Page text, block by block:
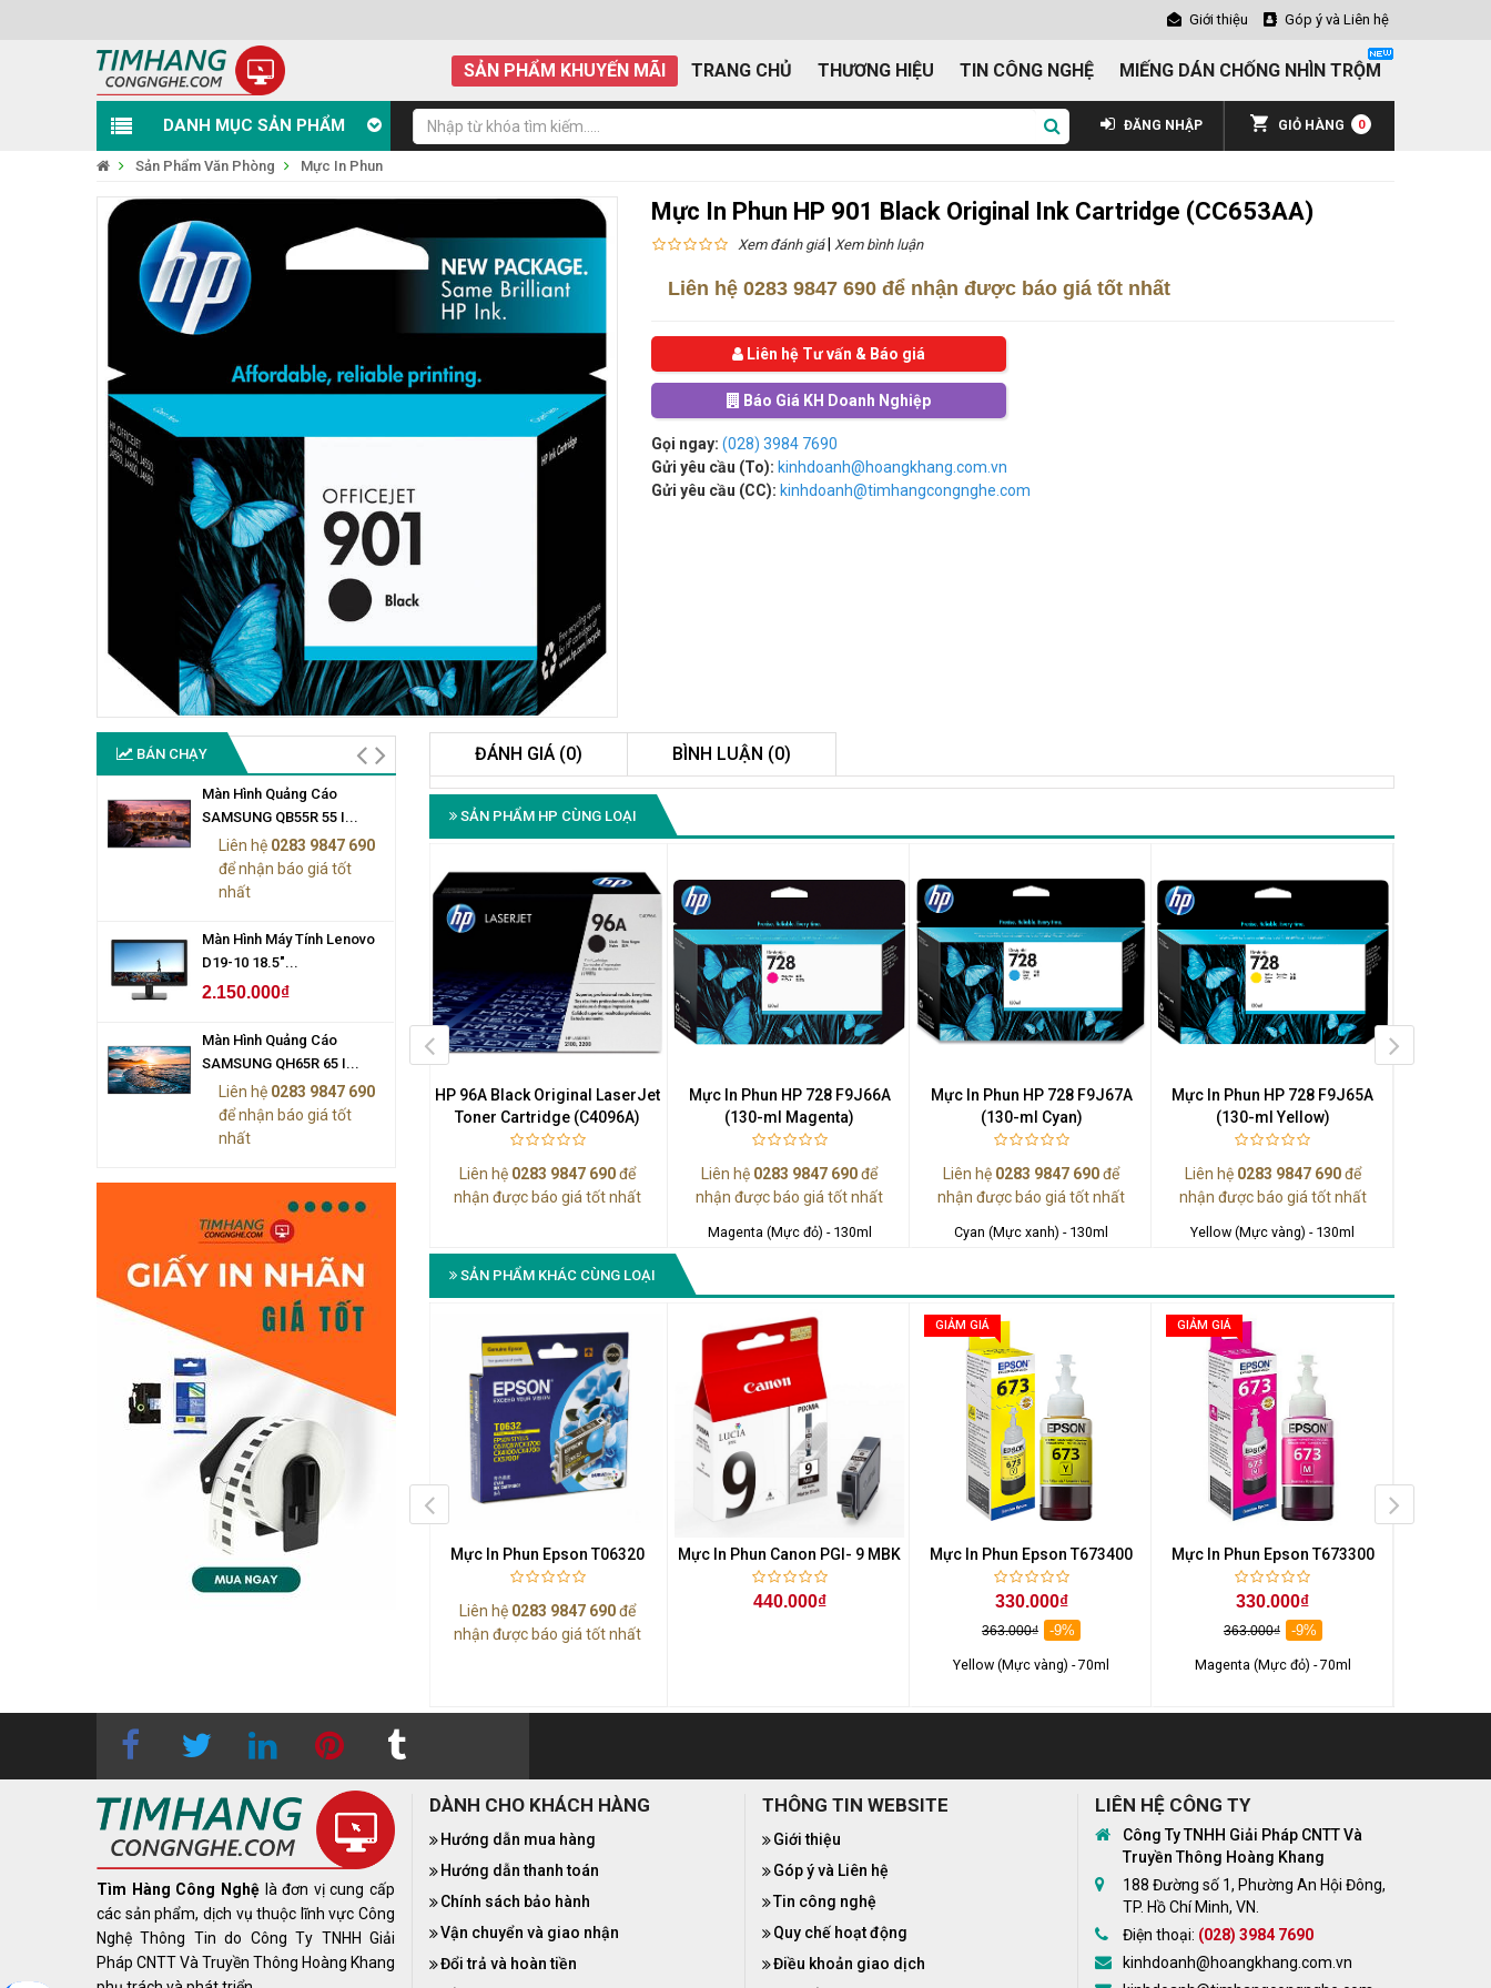
Giới thiệu Góp ý và Liên hệ
SẢN PHẨM KHUYẾN MÃI TRANG CHỦ THƯƠNG HIỆU TIN CÔNG NGHỆ MIẾNG DÁN CHỐNG NHÌN TRỘM
DANH MỤC SẢN PHẨM GIỎ HÀNG 0
ĐĂNG NHẬP
Sản Phẩm Văn Phòng Mực In Phun
Mực In Phun HP 901 Black Original Ink Cartridge (CC653AA)
Xem đánh giá| Xem bình luận
Liên hệ 0283 9847 690 để nhận được báo giá tốt nhất
Liên hệ Tư vấn & Báo giá
Báo Giá KH Doanh Nghiệp
Gọi ngay: (028) 3984 7690
Gửi yêu cầu (To): kinhdoanh@hoangkhang.com.vn
Gửi yêu cầu (CC): kinhdoanh@timhangcongnghe.com
BÁN CHẠY
Màn Hình Quảng Cáo
SAMSUNG QB55R 55 I...
Liên hệ 0283 9847 690
để nhận báo giá tốt
nhất
Màn Hình Máy Tính Lenovo
D19-10 18.5"...
2.150.000₫
Màn Hình Quảng Cáo
SAMSUNG QH65R 65 I...
Liên hệ 0283 9847 690
để nhận báo giá tốt
nhất
Màn Hình Quảng Cáo
Màn Hình Máy Tính Lenovo
D19-10 18.5"...
Màn Hình Quảng Cáo
Liên hệ0283 9847 690
để nhận báo giá tốt
nhất
ĐÁNH GIÁ (0) BÌNH LUẬN (0)
SẢN PHẨM HP CÙNG LOẠI
ml Yellow DesignJet
HP 85 Yellow DesignJet
Printhead (C9422A)
nhận được báo giá tốt nhất
HP 96A Black Original LaserJet
Toner Cartridge (C4096A)
Liên hệ 0283 9847 690để
nhận được báo giá tốt nhất
Mực In Phun HP 728 F9J66A
(130-ml Magenta)
Liên hệ 0283 9847 690để
nhận được báo giá tốt nhất
Magenta (Mực đỏ) - 130ml
Mực In Phun HP 728 F9J67A
(130-ml Cyan)
Liên hệ 0283 9847 690để
nhận được báo giá tốt nhất
Cyan (Mực xanh) - 130ml
Mực In Phun HP 728 F9J65A
(130-ml Yellow)
Liên hệ 0283 9847 690để
nhận được báo giá tốt nhất
Yellow (Mực vàng) - 130ml
SẢN PHẨM KHÁC CÙNG LOẠI
Mực In Phun HP 728 F9J67A
(130-ml Cyan)
Mực In Phun Epson T06320
Liên hệ 0283 9847 690để
nhận được báo giá tốt nhất
Mực In Phun Canon PGI- 9 MBK
440.000₫
GIẢM GIÁ
Mực In Phun Epson T673400
330.000₫
363.000₫ -9%
Yellow (Mực vàng) - 70ml
GIẢM GIÁ
Mực In Phun Epson T673300
330.000₫
363.000₫ -9%
Magenta (Mực đỏ) - 70ml
Tìm Hàng Công Nghệ là đơn vị cung cấp
các sản phẩm, dịch vụ thuộc lĩnh vực Công
Nghệ Thông Tin do Công Ty TNHH Giải
Pháp CNTT Và Truyền Thông Hoàng Khang
DÀNH CHO KHÁCH HÀNG
Hướng dẫn mua hàng
Hướng dẫn thanh toán
Chính sách bảo hành
Vận chuyển và giao nhận
Đổi trả và hoàn tiền
THÔNG TIN WEBSITE
Giới thiệu
Góp ý và Liên hệ
Tin công nghệ
Quy chế hoạt động
Điều khoản giao dịch
LIÊN HỆ CÔNG TY
Công Ty TNHH Giải Pháp CNTT Và
Truyền Thông Hoàng Khang
188 Đường số 1, Phường An Hội Đông,
TP. Hồ Chí Minh, VN.
Điện thoại: (028) 3984 7690
kinhdoanh@hoangkhang.com.vn